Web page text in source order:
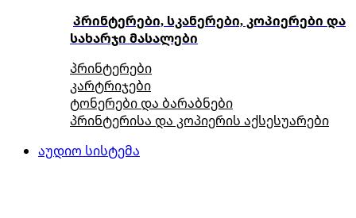
პრინტერები, სკანერები, კოპიერები და
სახარჯი მასალები
პრინტერები
კარტრიჯები
ტონერები და ბარაბნები
პრინტერისა და კოპიერის აქსესუარები
აუდიო სისტემა